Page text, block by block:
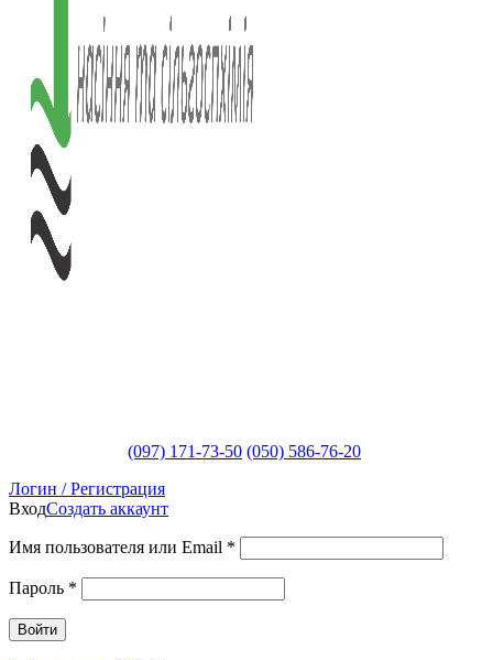
(097) 171-73-50 (050) 586-76-20
Логин / Регистрация
ВходСоздать аккаунт
Имя пользователя или Email *
Пароль *
Войти